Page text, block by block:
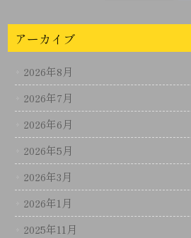
アーカイブ
2026年8月
2026年7月
2026年6月
2026年5月
2026年3月
2026年1月
2025年11月